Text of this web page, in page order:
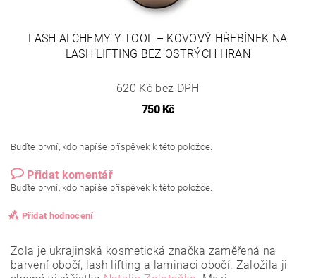
LASH ALCHEMY Y TOOL – KOVOVÝ HŘEBÍNEK NA
LASH LIFTING BEZ OSTRÝCH HRAN
620 Kč bez DPH
750 Kč
Buďte první, kdo napíše příspěvek k této položce.
Přidat komentář
Buďte první, kdo napíše příspěvek k této položce.
Přidat hodnocení
Zola je ukrajinská kosmetická značka zaměřená na
barvení obočí, lash lifting a laminaci obočí. Založila ji